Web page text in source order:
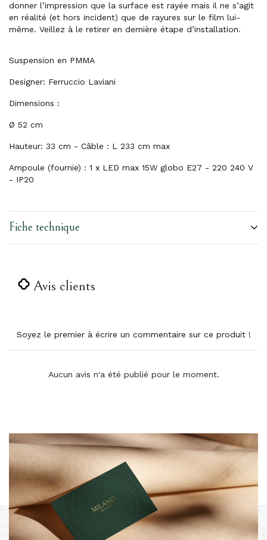
donner l’impression que la surface est rayée mais il ne s’agit
en réalité (et hors incident) que de rayures sur le film lui-
même. Veillez à le retirer en dernière étape d’installation.
Suspension en PMMA
Designer: Ferruccio Laviani
Dimensions :
Ø 52 cm
Hauteur: 33 cm - Câble : L 233 cm max
Ampoule (fournie) : 1 x LED max 15W globo E27 - 220 240 V
- IP20
Fiche technique
Avis clients
Soyez le premier à écrire un commentaire sur ce produit !
Aucun avis n'a été publié pour le moment.